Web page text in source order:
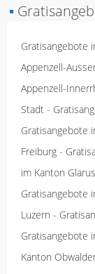
▪
Gratisangebote
Appenzell-
Appenzell-
Stadt -
Gratisangebote
Freiburg -
im Kanton Glarus
Gratisangebote
Luzern -
Gratisangebote
Kanton